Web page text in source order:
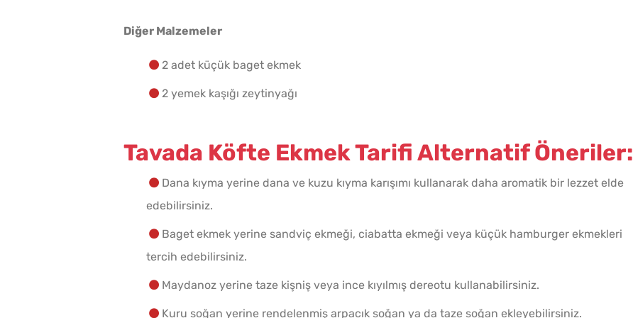
Diğer Malzemeler
2 adet küçük baget ekmek
2 yemek kaşığı zeytinyağı
Tavada Köfte Ekmek Tarifi Alternatif Öneriler:
Dana kıyma yerine dana ve kuzu kıyma karışımı kullanarak daha aromatik bir lezzet elde
edebilirsiniz.
Baget ekmek yerine sandviç ekmeği, ciabatta ekmeği veya küçük hamburger ekmekleri
tercih edebilirsiniz.
Maydanoz yerine taze kişniş veya ince kıyılmış dereotu kullanabilirsiniz.
Kuru soğan yerine rendelenmiş arpacık soğan ya da taze soğan ekleyebilirsiniz.